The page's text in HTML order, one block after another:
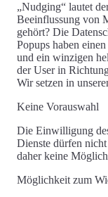
„Nudging“ lautet
Beeinflussung von
gehört? Die
Popups haben
und ein winzigen
derUser in
Wir setzen in
Keine Vorauswahl
Die Einwilligung
Dienste dürfen
daherkeine
Möglichkeit zum